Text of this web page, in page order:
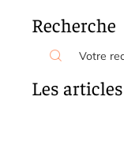
Recherche
Les